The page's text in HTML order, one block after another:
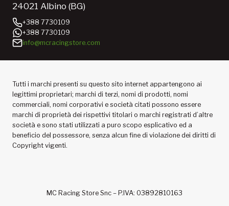
24021 Albino (BG)
+388 7730109
+388 7730109
info@mcracingstore.com
Tutti i marchi presenti su questo sito internet appartengono ai
legittimi proprietari; marchi di terzi, nomi di prodotti, nomi
commerciali, nomi corporativi e società citati possono essere
marchi di proprietà dei rispettivi titolari o marchi registrati d’altre
società e sono stati utilizzati a puro scopo esplicativo ed a
beneficio del possessore, senza alcun fine di violazione dei diritti di
Copyright vigenti.
MC Racing Store Snc – P.IVA: 03892810163